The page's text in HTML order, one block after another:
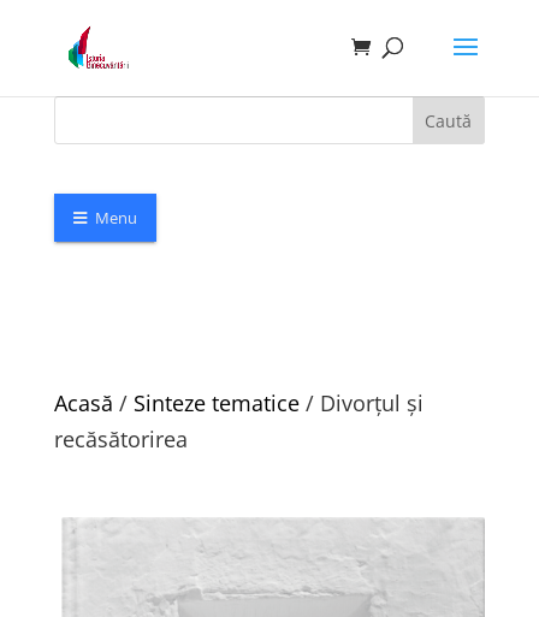
Caută
Menu
Acasă / Sinteze tematice/ Divorțul și
recăsătorirea